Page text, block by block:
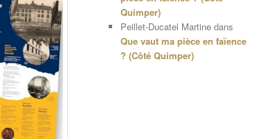
Quimper)
Peillet-Ducatel Martine dans
Que vaut ma pièce en faïence
? (Côté Quimper)